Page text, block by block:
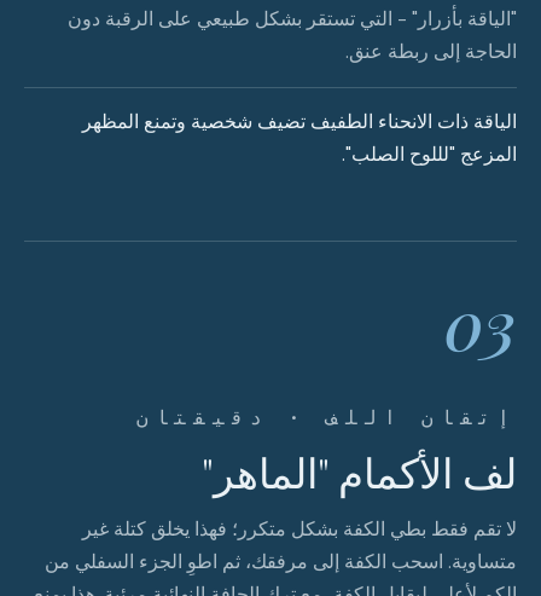
"الياقة بأزرار" - التي تستقر بشكل طبيعي على الرقبة دون
الحاجة إلى ربطة عنق.
الياقة ذات الانحناء الطفيف تضيف شخصية وتمنع المظهر
المزعج "لللوح الصلب".
03
إتقان اللف · دقيقتان
لف الأكمام "الماهر"
لا تقم فقط بطي الكفة بشكل متكرر؛ فهذا يخلق كتلة غير
متساوية. اسحب الكفة إلى مرفقك، ثم اطوِ الجزء السفلي من